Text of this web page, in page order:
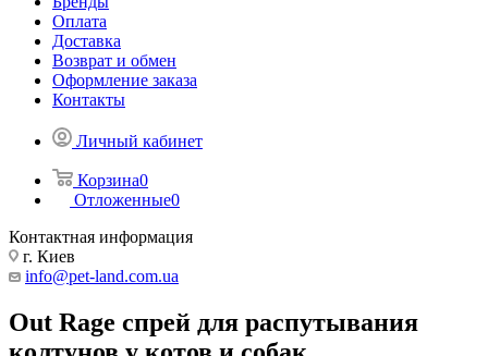
Оплата
Доставка
Возврат и обмен
Оформление заказа
Контакты
Личный кабинет
Корзина0
Отложенные0
Контактная информация
г. Киев
info@pet-land.com.ua
Out Rage спрей для распутывания